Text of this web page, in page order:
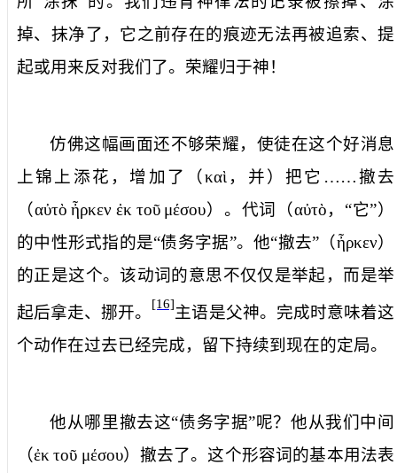
掉、抹净了，它之前存在的痕迹无法再被追索、提
起或用来反对我们了。荣耀归于神！
仿佛这幅画面还不够荣耀，使徒在这个好消息
上锦上添花，增加了（καὶ ， 并 ）把它……撤去
（αὐτὸ ἦρκεν ἐκ τοῦ μέσου）。代词（αὐτὸ，“它”）
的中性形式指的是“债务字据”。他“撤去”（ἦρκεν）
的正是这个。该动词的意思不仅仅是举起，而是举
起后拿走、挪开。 [16]主语是父神。完成时意味着这
个动作在过去已经完成，留下持续到现在的定局。
他从哪里撤去这“债务字据”呢？他从我们中间
（ἐκ τοῦ μέσου）撤去了。这个形容词的基本用法表